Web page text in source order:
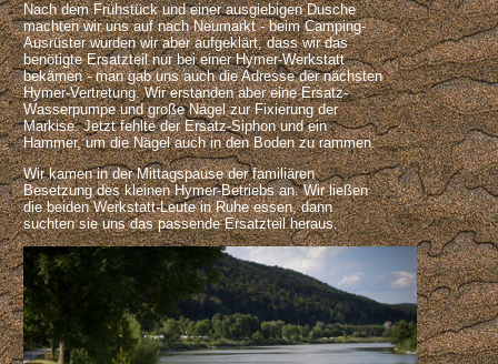
Nach dem Frühstück und einer ausgiebigen Dusche
machten wir uns auf nach Neumarkt - beim Camping-
Ausrüster wurden wir aber aufgeklärt, dass wir das
benötigte Ersatzteil nur bei einer Hymer-Werkstatt
bekämen - man gab uns auch die Adresse der nächsten
Hymer-Vertretung. Wir erstanden aber eine Ersatz-
Wasserpumpe und große Nägel zur Fixierung der
Markise. Jetzt fehlte der Ersatz-Siphon und ein
Hammer, um die Nägel auch in den Boden zu rammen.
Wir kamen in der Mittagspause der familiären
Besetzung des kleinen Hymer-Betriebs an. Wir ließen
die beiden Werkstatt-Leute in Ruhe essen, dann
suchten sie uns das passende Ersatzteil heraus.